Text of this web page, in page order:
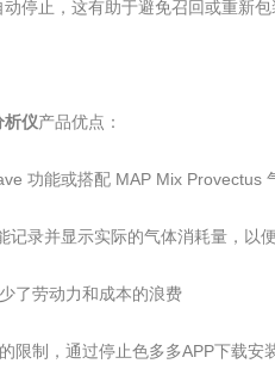
停止，这有助于避免召回或重新包装
析仪产品优点：
功能或搭配 MAP Mix Provectus
记录并显示实际的气体消耗量，以
了劳动力和成本的浪费
限制，通过停止色多多APP下载